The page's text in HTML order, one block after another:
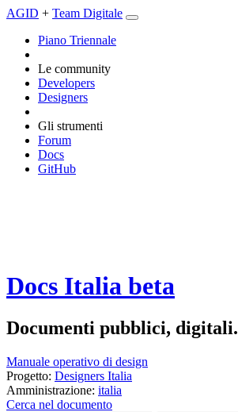
AGID + Team Digitale
Piano Triennale
Le community
Developers
Designers
Gli strumenti
Forum
Docs
GitHub
Docs Italia beta
Documenti pubblici, digitali.
Manuale operativo di design
Progetto: Designers Italia
Amministrazione: italia
Cerca nel documento